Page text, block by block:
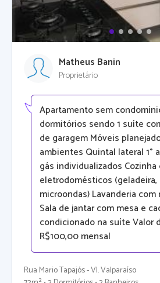
Matheus Banin
Proprietário
Apartamento sem
dormitórios sendo 1 suíte
de garagem Móveis
ambientes Quintal lateral 1°
gás individualizados Cozinha
eletrodomésticos
microondas) Lavanderia
Sala de jantar com mesa e
condicionado na suíte Valor
R$100,00 mensal
Rua Mario Tapajós - Vl. Valparaíso